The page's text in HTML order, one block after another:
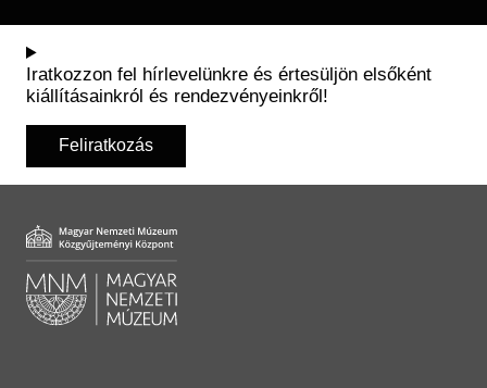
Iratkozzon fel hírlevelünkre és értesüljön elsőként
kiállításainkról és rendezvényeinkről!
Feliratkozás